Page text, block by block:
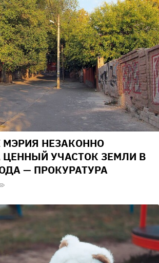
МЭРИЯ НЕЗАКОННО
УЧАСТОК ЗЕМЛИ В
— ПРОКУРАТУРА